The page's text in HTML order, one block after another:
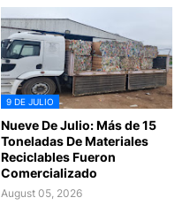
9 DE JULIO
Nueve De Julio: Más de 15
Toneladas De Materiales
Reciclables Fueron
Comercializado
August 05, 2026